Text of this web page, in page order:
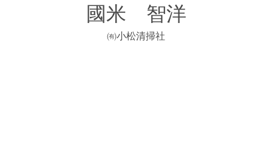
國米 智洋
㈲小松清掃社